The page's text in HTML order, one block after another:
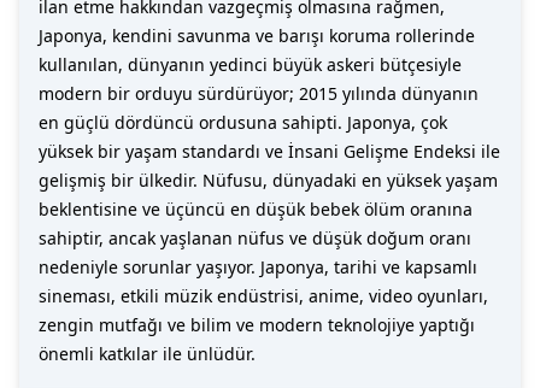
ilan etme hakkından vazgeçmiş olmasına rağmen,
Japonya, kendini savunma ve barışı koruma rollerinde
kullanılan, dünyanın yedinci büyük askeri bütçesiyle
modern bir orduyu sürdürüyor; 2015 yılında dünyanın
en güçlü dördüncü ordusuna sahipti. Japonya, çok
yüksek bir yaşam standardı ve İnsani Gelişme Endeksi ile
gelişmiş bir ülkedir. Nüfusu, dünyadaki en yüksek yaşam
beklentisine ve üçüncü en düşük bebek ölüm oranına
sahiptir, ancak yaşlanan nüfus ve düşük doğum oranı
nedeniyle sorunlar yaşıyor. Japonya, tarihi ve kapsamlı
sineması, etkili müzik endüstrisi, anime, video oyunları,
zengin mutfağı ve bilim ve modern teknolojiye yaptığı
önemli katkılar ile ünlüdür.